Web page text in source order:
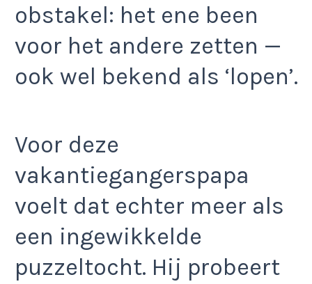
obstakel: het ene been
voor het andere zetten —
ook wel bekend als ‘lopen’.
Voor deze
vakantiegangerspapa
voelt dat echter meer als
een ingewikkelde
puzzeltocht. Hij probeert